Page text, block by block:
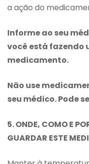
a ação do
Informe ao seu
você está fazendo
medicamento.
Não use
seu médico. Pode
5. ONDE, COMO E
GUARDAR ESTE